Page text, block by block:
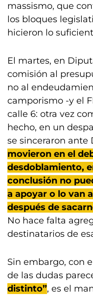
massismo, que
los bloques
hicieron lo
El martes, en
comisión al
no al
camporismo -y el
calle 6: otra vez
hecho, en un
se sinceraron ante
movieron en el
desdoblamiento,
conclusión no
a apoyar o lo van
después de
No hace falta
destinatarios de
Sin embargo, con
de las dudas
distinto”, es el